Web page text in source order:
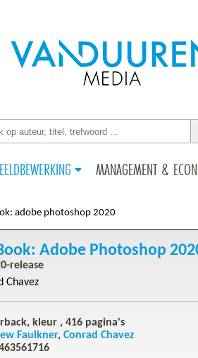
MANAGEMENT &
adobe photoshop 2020
Adobe Photoshop
release
Chavez
kleur , 416 pagina's
Faulkner Conrad Chavez